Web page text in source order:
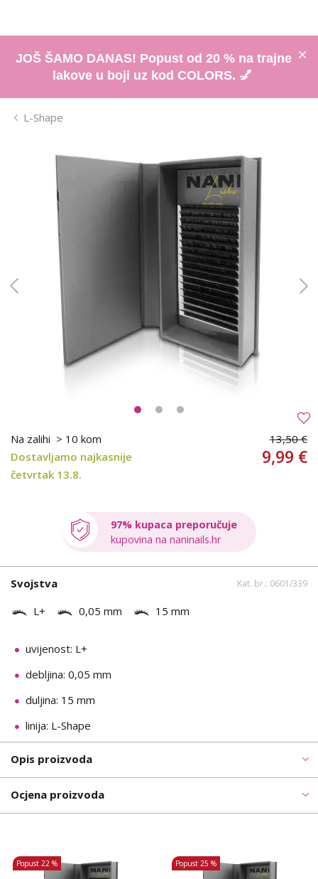
JOŠ ŠAMO DANAS! Popust od 20 % na trajne
lakove u boji uz kod COLORS. 💅
L-Shape
Na zalihi > 10 kom
Dostavljamo najkasnije
četvrtak 13.8.
13,50 €
9,99 €
97% kupaca preporučuje
kupovina na naninails.hr
Svojstva Kat. br.: 0601/339
L+ 0,05 mm 15 mm
uvijenost: L+
debljina: 0,05 mm
duljina: 15 mm
linija: L-Shape
Opis proizvoda
Ocjena proizvoda
Popust 22 % Popust 25 %